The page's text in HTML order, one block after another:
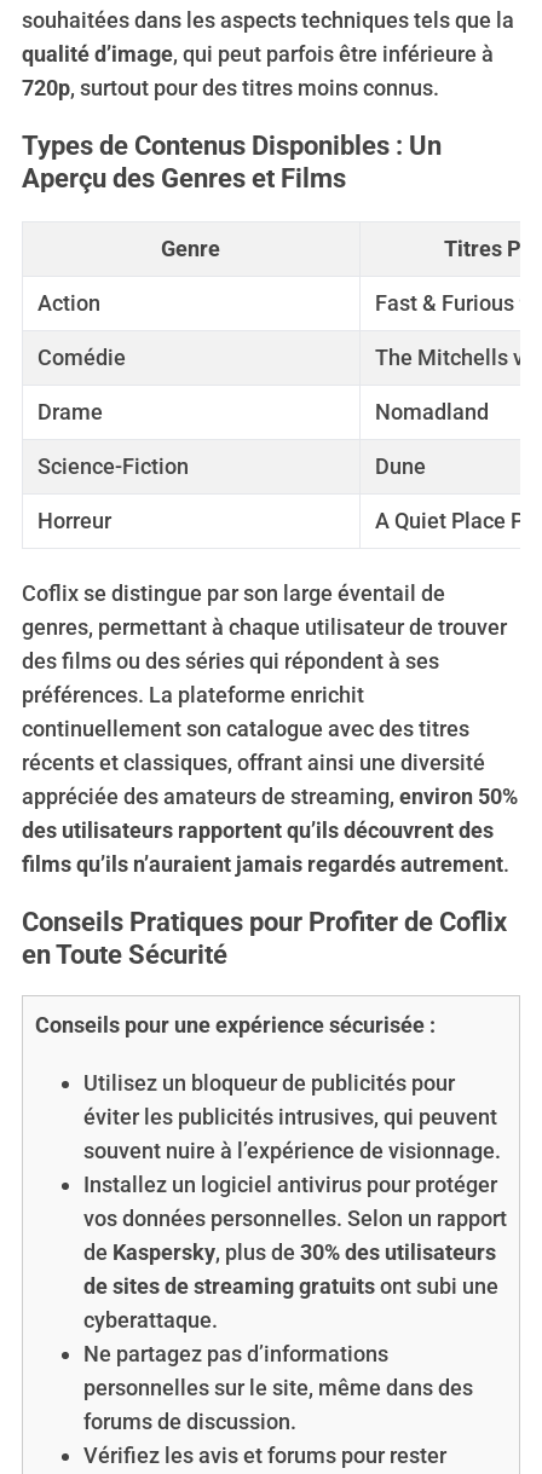
souhaitées dans les aspects techniques tels que la
qualité d’image, qui peut parfois être inférieure à
720p, surtout pour des titres moins connus.
Types de Contenus Disponibles : Un
Aperçu des Genres et Films
Genre Titres
Action Fast & Furious 9
Comédie The Mitchells
Drame Nomadland
Science-Fiction Dune
Horreur A Quiet Place
Coflix se distingue par son large éventail de
genres, permettant à chaque utilisateur de trouver
des films ou des séries qui répondent à ses
préférences. La plateforme enrichit
continuellement son catalogue avec des titres
récents et classiques, offrant ainsi une diversité
appréciée des amateurs de streaming, environ 50%
des utilisateurs rapportent qu’ils découvrent des
films qu’ils n’auraient jamais regardés autrement.
Conseils Pratiques pour Profiter de Coflix
en Toute Sécurité
Conseils pour une expérience sécurisée :
Utilisez un bloqueur de publicités pour
éviter les publicités intrusives, qui peuvent
souvent nuire à l’expérience de visionnage.
Installez un logiciel antivirus pour protéger
vos données personnelles. Selon un rapport
de Kaspersky, plus de 30% des utilisateurs
de sites de streaming gratuitsont subi une
cyberattaque.
Ne partagez pas d’informations
personnelles sur le site, même dans des
forums de discussion.
Vérifiez les avis et forums pour rester
r
c
h
f
o
r
: